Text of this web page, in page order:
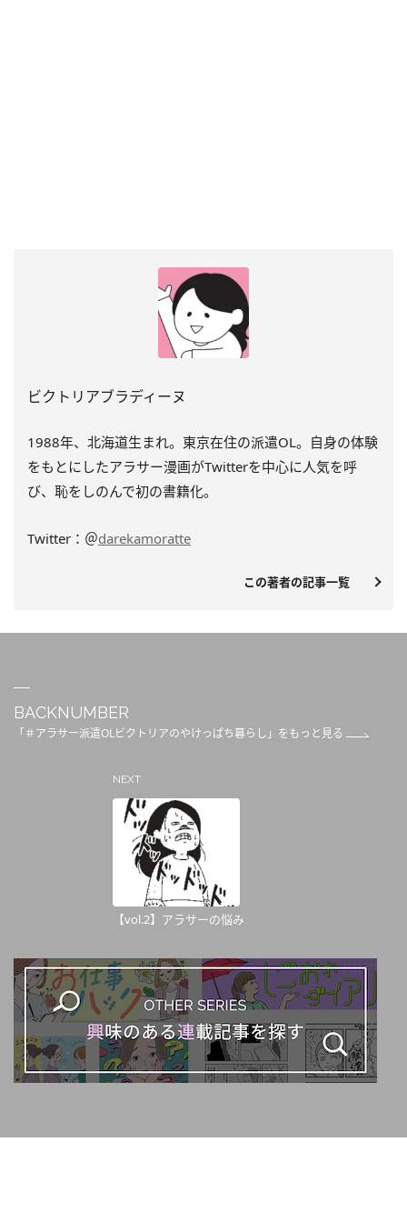
ビクトリアブラディーヌ
1988年、北海道生まれ。東京在住の派遣OL。自身の体験
をもとにしたアラサー漫画がTwitterを中心に人気を呼
び、恥をしのんで初の書籍化。
Twitter：＠darekamoratte
この著者の記事一覧
BACKNUMBER
「＃アラサー派遣OLビクトリアのやけっぱち暮らし」をもっと見る
NEXT
【vol.2】アラサーの悩み